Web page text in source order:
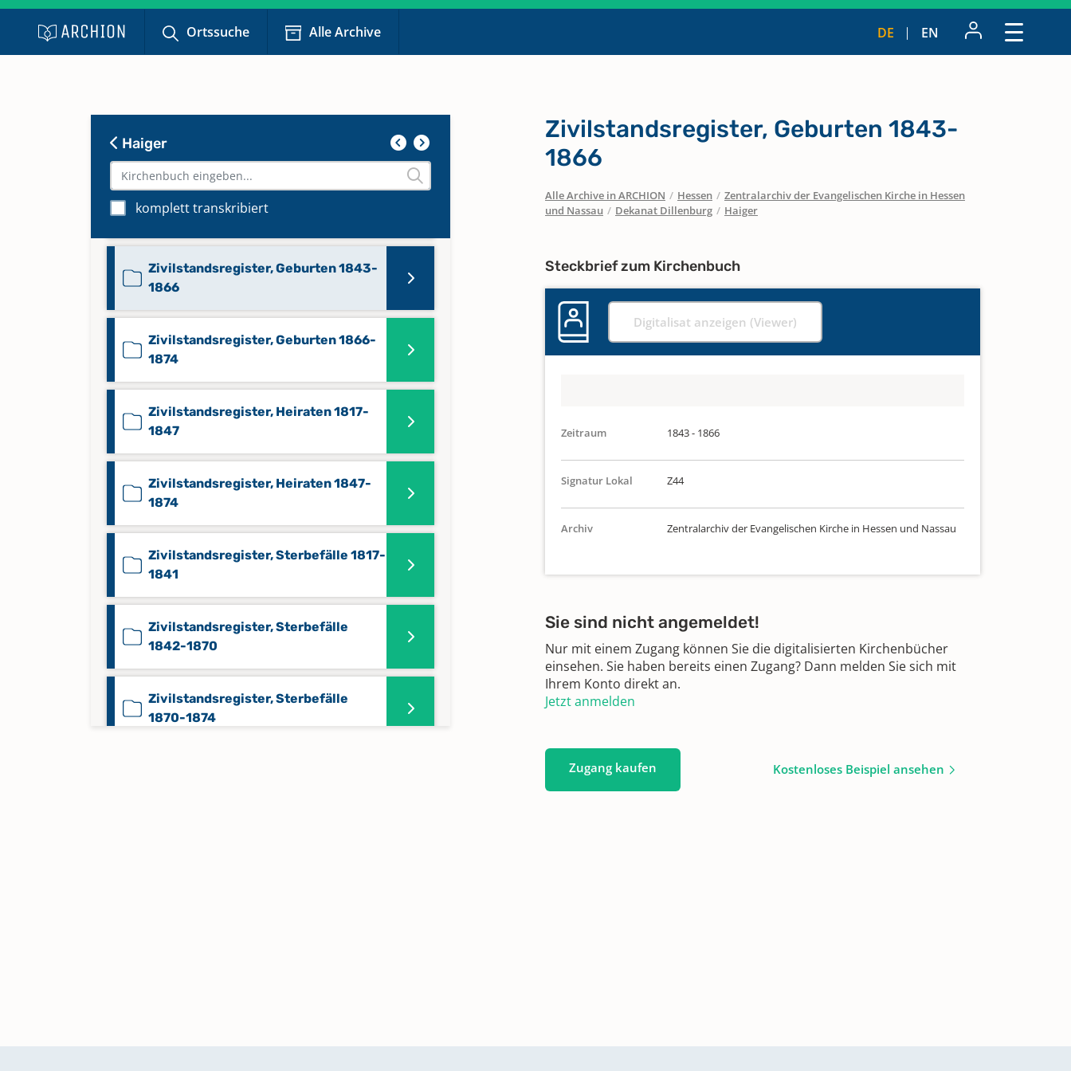
Ortssuche Alle Archive DE EN
Haiger
komplett transkribiert
Trauregister 1723-1765
Trauregister 1796-1818
1842
Zivilstandsregister, Geburten 1843-
1866
Zivilstandsregister, Geburten 1866-
1874
Zivilstandsregister, Heiraten 1817-
1847
Zivilstandsregister, Heiraten 1847-
1874
Zivilstandsregister, Sterbefälle 1817-
1841
Zivilstandsregister, Sterbefälle
1842-1870
Zivilstandsregister, Sterbefälle
1870-1874
Zivilstandsregister, Geburten 1843-
1866
Alle Archive in ARCHION / Hessen / Zentralarchiv der Evangelischen Kirche in Hessen
und Nassau / Dekanat Dillenburg / Haiger
Steckbrief zum Kirchenbuch
Digitalisat anzeigen (Viewer)
Zeitraum 1843 - 1866
Signatur Lokal Z44
Archiv Zentralarchiv der Evangelischen Kirche in Hessen und Nassau
Sie sind nicht angemeldet!
Nur mit einem Zugang können Sie die digitalisierten Kirchenbücher
einsehen. Sie haben bereits einen Zugang? Dann melden Sie sich mit
Ihrem Konto direkt an.
Jetzt anmelden
Zugang kaufen Kostenloses Beispiel ansehen